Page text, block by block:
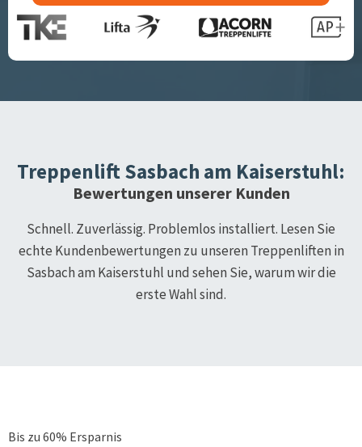
TreppenliftSasbach am Kaiserstuhl:
Bewertungen unserer Kunden
Schnell. Zuverlässig. Problemlos installiert. Lesen Sie
echte Kundenbewertungen zu unseren Treppenliften in
Sasbach am Kaiserstuhl und sehen Sie, warum wir die
erste Wahl sind.
Bis zu 60% Ersparnis